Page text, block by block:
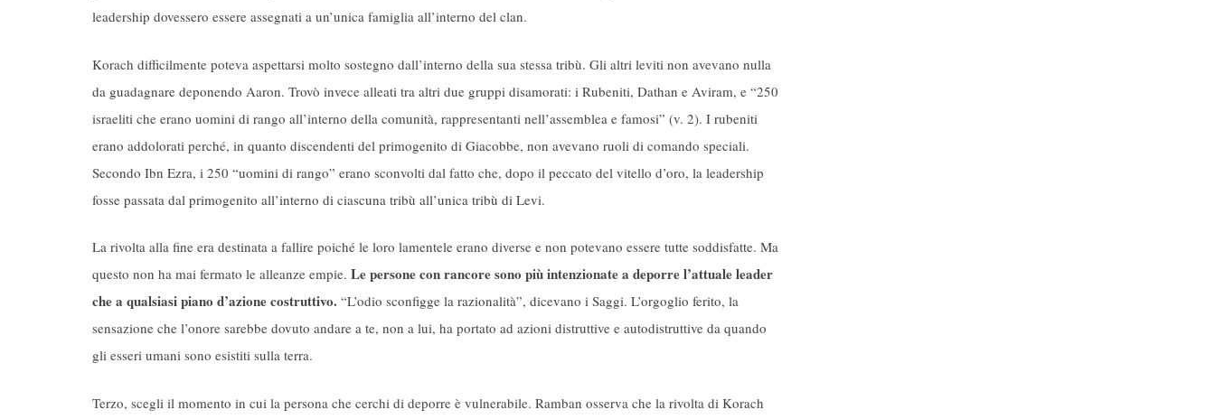
leadership dovessero essere assegnati a un’unica famiglia all’interno del clan.
Korach difficilmente poteva aspettarsi molto sostegno dall’interno della sua stessa tribù. Gli altri leviti non avevano nulla
da guadagnare deponendo Aaron. Trovò invece alleati tra altri due gruppi disamorati: i Rubeniti, Dathan e Aviram, e “250
israeliti che erano uomini di rango all’interno della comunità, rappresentanti nell’assemblea e famosi” (v. 2). I rubeniti
erano addolorati perché, in quanto discendenti del primogenito di Giacobbe, non avevano ruoli di comando speciali.
Secondo Ibn Ezra, i 250 “uomini di rango” erano sconvolti dal fatto che, dopo il peccato del vitello d’oro, la leadership
fosse passata dal primogenito all’interno di ciascuna tribù all’unica tribù di Levi.
La rivolta alla fine era destinata a fallire poiché le loro lamentele erano diverse e non potevano essere tutte soddisfatte. Ma
questo non ha mai fermato le alleanze empie. Le persone con rancore sono più intenzionate a deporre l’attuale leader
che a qualsiasi piano d’azione costruttivo. “L’odio sconfigge la razionalità”, dicevano i Saggi. L’orgoglio ferito, la
sensazione che l’onore sarebbe dovuto andare a te, non a lui, ha portato ad azioni distruttive e autodistruttive da quando
gli esseri umani sono esistiti sulla terra.
Terzo, scegli il momento in cui la persona che cerchi di deporre è vulnerabile. Ramban osserva che la rivolta di Korach